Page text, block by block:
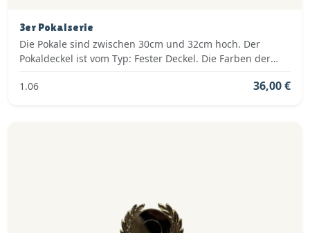
3er Pokalserie
Die Pokale sind zwischen 30cm und 32cm hoch. Der
Pokaldeckel ist vom Typ: Fester Deckel. Die Farben der
1.06
36,00 €